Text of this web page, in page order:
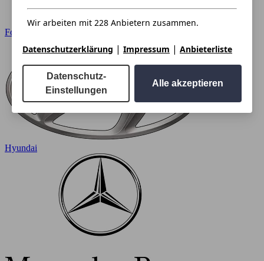
Ford
Hyundai
Wir arbeiten mit 228 Anbietern zusammen.
Datenschutzerklärung | Impressum | Anbieterliste
Datenschutz-
Einstellungen
Alle akzeptieren